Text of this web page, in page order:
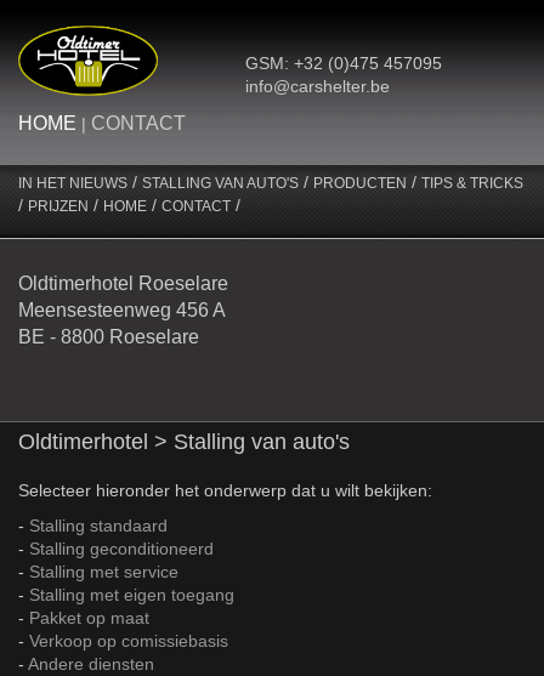
GSM: +32 (0)475 457095
info@carshelter.be
HOME | CONTACT
IN HET NIEUWS / STALLING VAN AUTO'S / PRODUCTEN / TIPS & TRICKS
/ PRIJZEN / HOME / CONTACT /
Oldtimerhotel Roeselare
Meensesteenweg 456 A
BE - 8800 Roeselare
Oldtimerhotel > Stalling van auto's
Selecteer hieronder het onderwerp dat u wilt bekijken:
- Stalling standaard
- Stalling geconditioneerd
- Stalling met service
- Stalling met eigen toegang
- Pakket op maat
- Verkoop op comissiebasis
- Andere diensten